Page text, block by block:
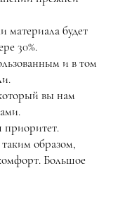
материала будет
30%.
и в том
вы нам
образом,
Большое